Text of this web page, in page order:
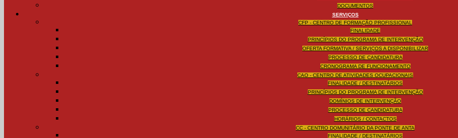
DOCUMENTOS
SERVIÇOS
CFP - CENTRO DE FORMAÇÃO PROFISSIONAL
FINALIDADE
PRINCÍPIOS DO PROGRAMA DE INTERVENÇÃO
OFERTA FORMATIVA / SERVIÇOS A DISPONIBILIZAR
PROCESSO DE CANDIDATURA
CRONOGRAMA DE FUNCIONAMENTO
CAO - CENTRO DE ATIVIDADES OCUPACIONAIS
FINALIDADE / DESTINATÁRIOS
PRINCÍPIOS DO PROGRAMA DE INTERVENÇÃO
DOMÍNIOS DE INTERVENÇÃO
PROCESSO DE CANDIDATURA
HORÁRIOS / CONTACTOS
CC - CENTRO DOMUNITÁRIO DA PONTE DE ANTA
FINALIDADE / DESTINATÁRIOS